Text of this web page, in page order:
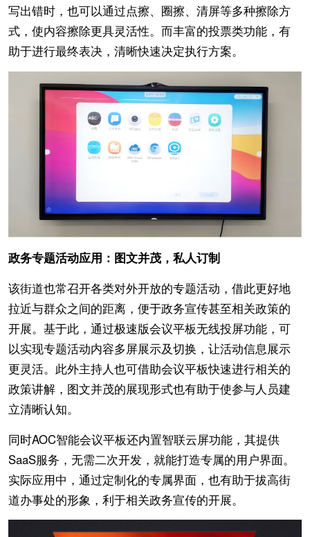
写出错时，也可以通过点擦、圈擦、清屏等多种擦除方
式，使内容擦除更具灵活性。而丰富的投票类功能，有
助于进行最终表决，清晰快速决定执行方案。
政务专题活动应用：图文并茂，私人订制
该街道也常召开各类对外开放的专题活动，借此更好地
拉近与群众之间的距离，便于政务宣传甚至相关政策的
开展。基于此，通过极速版会议平板无线投屏功能，可
以实现专题活动内容多屏展示及切换，让活动信息展示
更灵活。此外主持人也可借助会议平板快速进行相关的
政策讲解，图文并茂的展现形式也有助于使参与人员建
立清晰认知。
同时AOC智能会议平板还内置智联云屏功能，其提供
SaaS服务，无需二次开发，就能打造专属的用户界面。
实际应用中，通过定制化的专属界面，也有助于拔高街
道办事处的形象，利于相关政务宣传的开展。